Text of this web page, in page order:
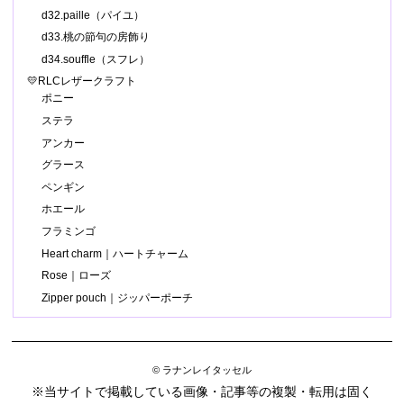
d32.paille（パイユ）
d33.桃の節句の房飾り
d34.souffle（スフレ）
💛RLCレザークラフト
ポニー
ステラ
アンカー
グラース
ペンギン
ホエール
フラミンゴ
Heart charm｜ハートチャーム
Rose｜ローズ
Zipper pouch｜ジッパーポーチ
© ラナンレイタッセル
※当サイトで掲載している画像・記事等の複製・転用は固く